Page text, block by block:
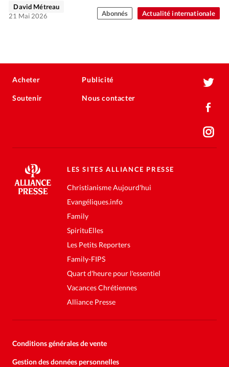
Actualité internationale
David Métreau
21 Mai 2026
Abonnés
Acheter
Soutenir
Publicité
Nous contacter
LES SITES ALLIANCE PRESSE
Christianisme Aujourd'hui
Evangéliques.info
Family
SpirituElles
Les Petits Reporters
Family-FIPS
Quart d'heure pour l'essentiel
Vacances Chrétiennes
Alliance Presse
Conditions générales de vente
Gestion des données personnelles